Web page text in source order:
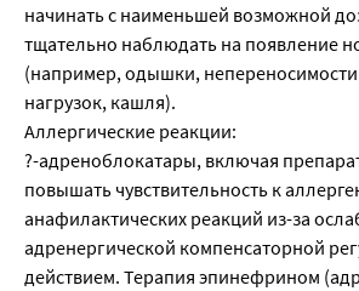
начинать с наименьшей возможной
тщательно наблюдать на появление
(например, одышки,
нагрузок, кашля).
Аллергические реакции:
?-адреноблокатары, включая
повышать чувствительность к
анафилактических реакций из-за
адренергической компенсаторной
действием. Терапия эпинефрином